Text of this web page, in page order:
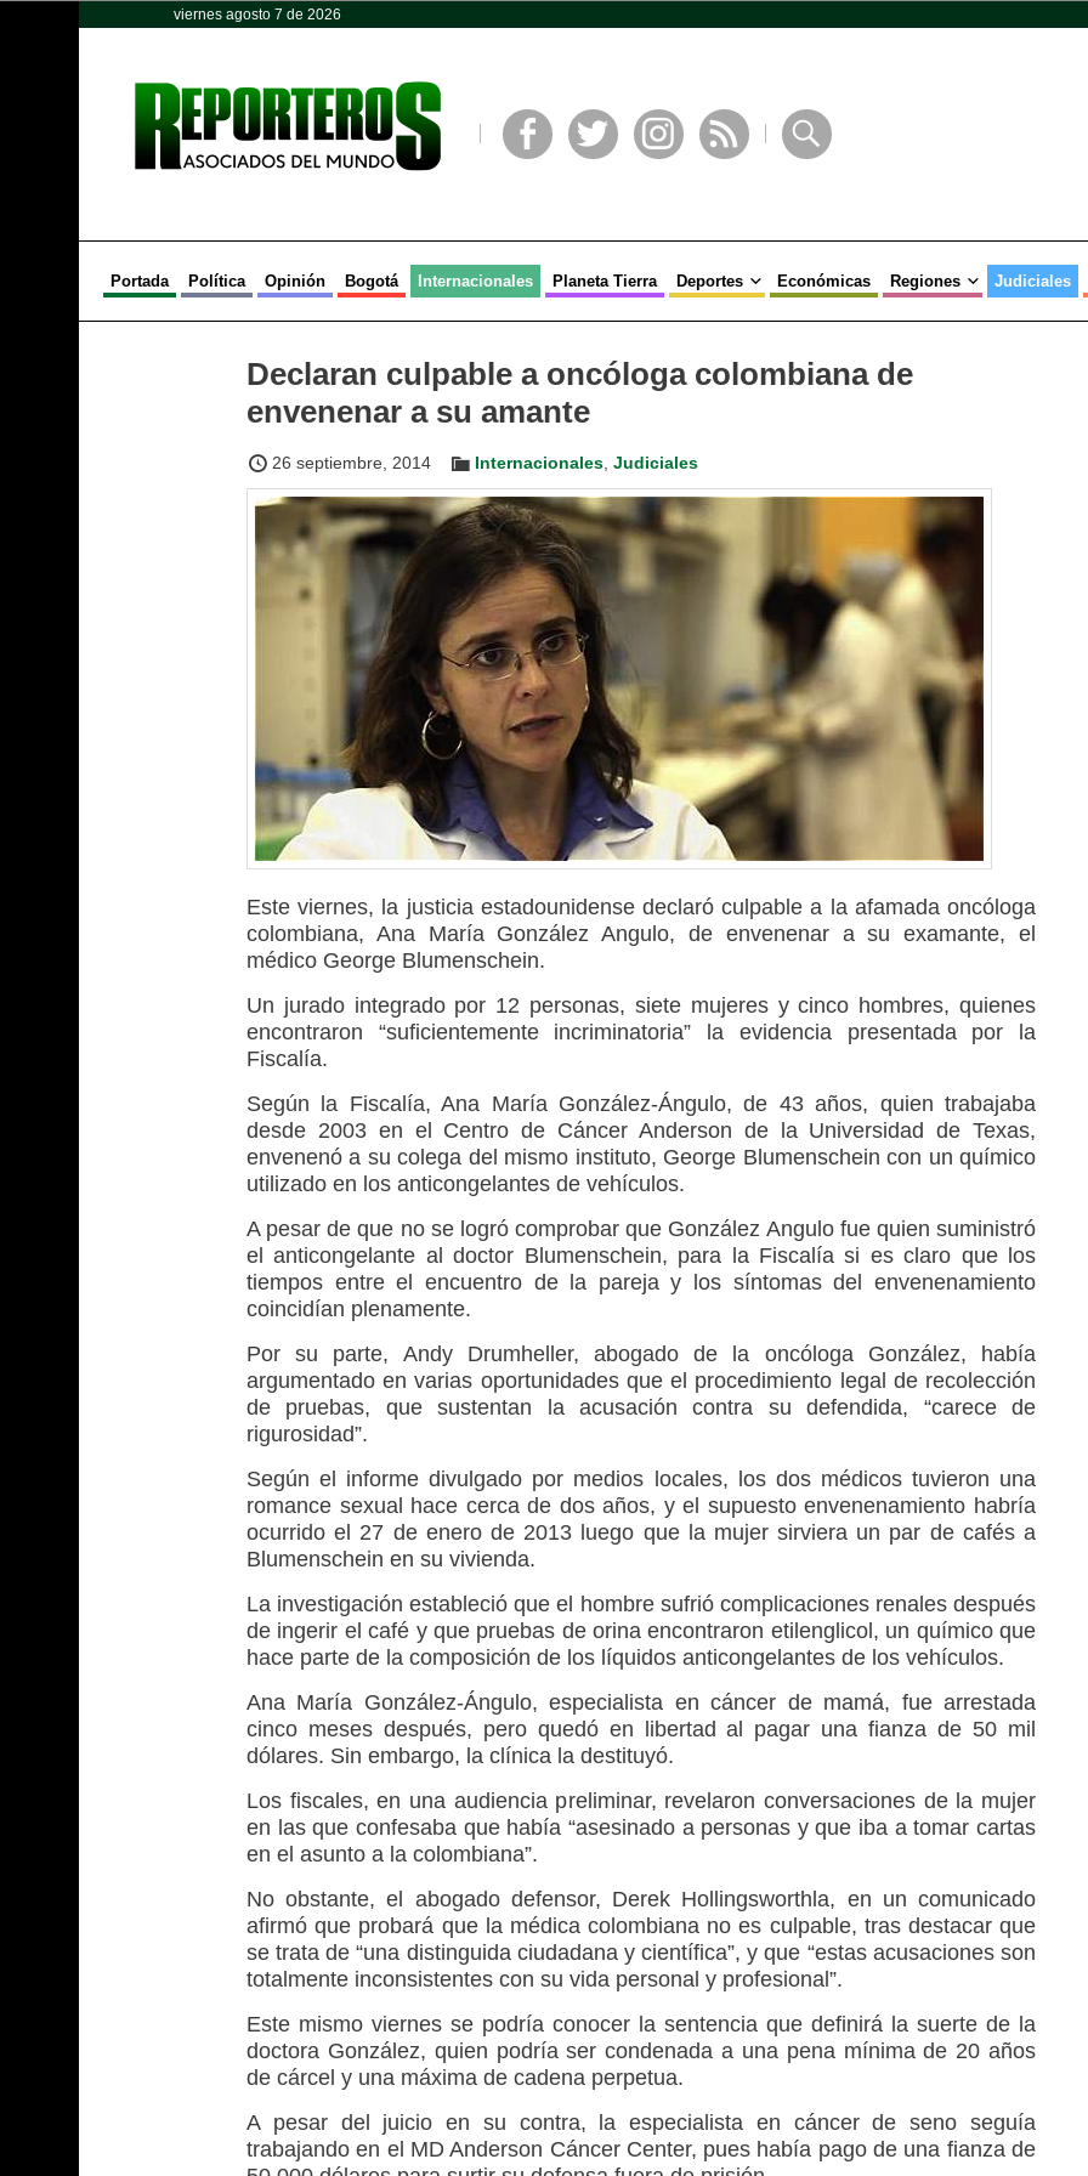
viernes agosto 7 de 2026
Portada Política Opinión Bogotá Internacionales Planeta Tierra Deportes Económicas Regiones Judiciales
Declaran culpable a oncóloga colombiana de
envenenar a su amante
26 septiembre, 2014 Internacionales Judiciales
Este viernes, la justicia estadounidense declaró culpable a la afamada oncóloga
colombiana, Ana María González Angulo, de envenenar a su examante, el
médico George Blumenschein.
Un jurado integrado por 12 personas, siete mujeres y cinco hombres, quienes
encontraron “suficientemente incriminatoria” la evidencia presentada por la
Fiscalía.
Según la Fiscalía, Ana María González-Ángulo, de 43 años, quien trabajaba
desde 2003 en el Centro de Cáncer Anderson de la Universidad de Texas,
envenenó a su colega del mismo instituto, George Blumenschein con un químico
utilizado en los anticongelantes de vehículos.
A pesar de que no se logró comprobar que González Angulo fue quien suministró
el anticongelante al doctor Blumenschein, para la Fiscalía si es claro que los
tiempos entre el encuentro de la pareja y los síntomas del envenenamiento
coincidían plenamente.
Por su parte, Andy Drumheller, abogado de la oncóloga González, había
argumentado en varias oportunidades que el procedimiento legal de recolección
de pruebas, que sustentan la acusación contra su defendida, “carece de
rigurosidad”.
Según el informe divulgado por medios locales, los dos médicos tuvieron una
romance sexual hace cerca de dos años, y el supuesto envenenamiento habría
ocurrido el 27 de enero de 2013 luego que la mujer sirviera un par de cafés a
Blumenschein en su vivienda.
La investigación estableció que el hombre sufrió complicaciones renales después
de ingerir el café y que pruebas de orina encontraron etilenglicol, un químico que
hace parte de la composición de los líquidos anticongelantes de los vehículos.
Ana María González-Ángulo, especialista en cáncer de mamá, fue arrestada
cinco meses después, pero quedó en libertad al pagar una fianza de 50 mil
dólares. Sin embargo, la clínica la destituyó.
Los fiscales, en una audiencia preliminar, revelaron conversaciones de la mujer
en las que confesaba que había “asesinado a personas y que iba a tomar cartas
en el asunto a la colombiana”.
No obstante, el abogado defensor, Derek Hollingsworthla, en un comunicado
afirmó que probará que la médica colombiana no es culpable, tras destacar que
se trata de “una distinguida ciudadana y científica”, y que “estas acusaciones son
totalmente inconsistentes con su vida personal y profesional”.
Este mismo viernes se podría conocer la sentencia que definirá la suerte de la
doctora González, quien podría ser condenada a una pena mínima de 20 años
de cárcel y una máxima de cadena perpetua.
A pesar del juicio en su contra, la especialista en cáncer de seno seguía
trabajando en el MD Anderson Cáncer Center, pues había pago de una fianza de
Opinión Política